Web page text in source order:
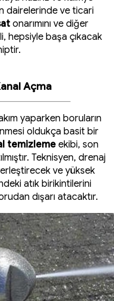
dairelerinde ve ticari
onarımını ve diğer
hepsiyle başa çıkacak
Açma
yaparken boruların
oldukça basit bir
temizleme ekibi, son
Teknisyen, drenaj
ve yüksek
atık birikintilerini
dışarı atacaktır.